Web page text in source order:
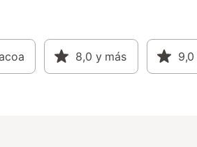
8,0 y más 9,0